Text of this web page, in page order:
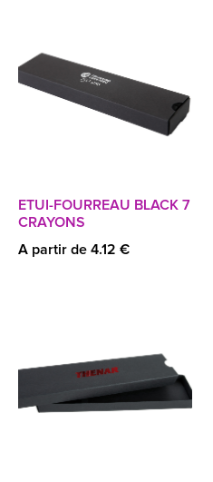
ETUI-FOURREAU BLACK 7
CRAYONS
A partir de 4.12 €